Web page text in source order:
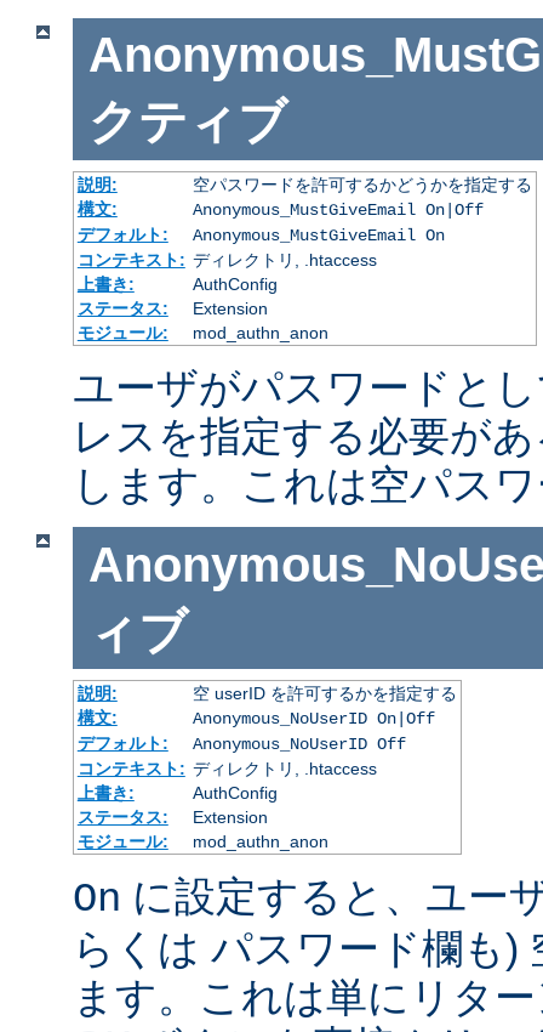
クティブ
説明:
空パスワードを許可するかどうかを指定する
構文:
Anonymous_MustGiveEmail On|Off
デフォルト:
Anonymous_MustGiveEmail On
コンテキスト: ディレクトリ, .htaccess
上書き:
AuthConfig
ステータス:
Extension
モジュール:
mod_authn_anon
ユーザがパスワードと
レスを指定する必要が
します。これは空パス
ィブ
説明:
空 userID を許可するかを指定する
構文:
Anonymous_NoUserID On|Off
デフォルト:
Anonymous_NoUserID Off
コンテキスト: ディレクトリ, .htaccess
上書き:
AuthConfig
ステータス:
Extension
モジュール:
mod_authn_anon
On に設定すると、ユー
らくは パスワード欄も)
ます。これは単にリタ